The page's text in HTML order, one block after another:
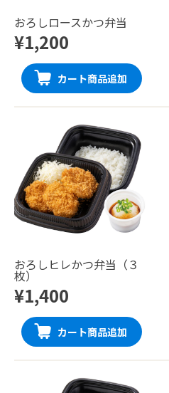
おろしロースかつ弁当
¥1,200
カート商品追加
おろしヒレかつ弁当（３
枚）
¥1,400
カート商品追加